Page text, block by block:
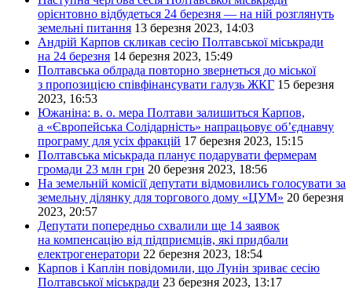
орієнтовно відбудеться 24 березня — на ній розглянуть
земельні питання 13 березня 2023, 14:03
Андрій Карпов скликав сесію Полтавської міськради
на 24 березня 14 березня 2023, 15:49
Полтавська облрада повторно звернеться до міської
з пропозицією співфінансувати галузь ЖКГ 15 березня
2023, 16:53
Южаніна: в. о. мера Полтави залишиться Карпов,
а «Європейська Солідарність» напрацьовує об’єднавчу
програму для усіх фракцій 17 березня 2023, 15:15
Полтавська міськрада планує подарувати фермерам
громади 23 млн грн 20 березня 2023, 18:56
На земельній комісії депутати відмовились голосувати за
земельну ділянку для торгового дому «ЦУМ» 20 березня
2023, 20:57
Депутати попередньо схвалили ще 14 заявок
на компенсацію від підприємців, які придбали
електрогенератори 22 березня 2023, 18:54
Карпов і Каплін повідомили, що Лунін зриває сесію
Полтавської міськради 23 березня 2023, 13:17